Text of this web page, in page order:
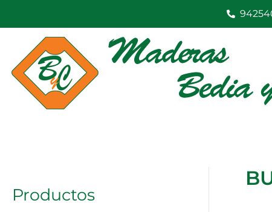
contenido
Productos